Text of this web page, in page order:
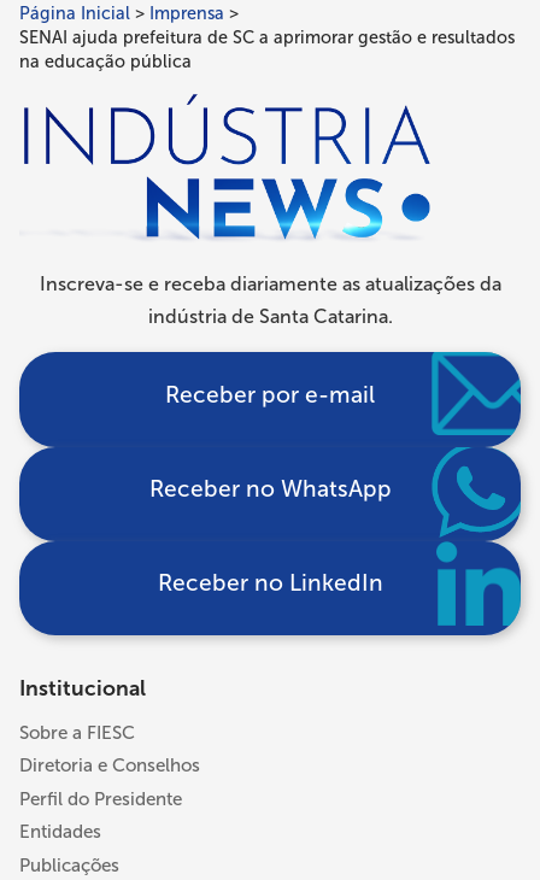
Trilha
de
navegação
Página Inicial
Imprensa
SENAI ajuda prefeitura de SC a aprimorar gestão e resultados
na educação pública
Inscreva-se e receba diariamente as atualizações da
indústria de Santa Catarina.
Receber por e-mail
Receber no WhatsApp
Receber no LinkedIn
Institucional
Sobre a FIESC
Diretoria e Conselhos
Perfil do Presidente
Entidades
Publicações